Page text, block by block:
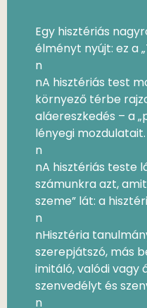
Egy hisztériás
élményt nyújt: ez a
n
nA hisztériás test
környező térbe
aláereszkedés – a
lényegi mozdulatait.
n
nA hisztériás teste
számunkra azt,
szeme” lát: a
n
nHisztéria
szerepjátszó, más
imitáló, valódi
szenvedélyt és
n